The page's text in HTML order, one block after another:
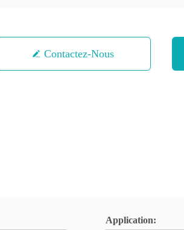
Contactez-Nous
Application: